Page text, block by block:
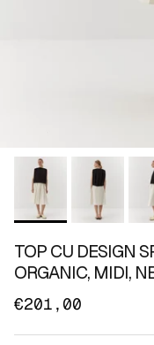
TOP CU DESIGN
ORGANIC, MIDI,
€201,00